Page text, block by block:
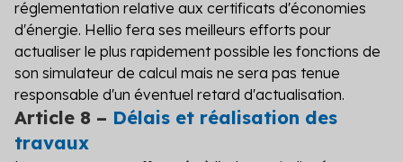
réglementation relative aux certificats d'économies
d'énergie. Hellio fera ses meilleurs efforts pour
actualiser le plus rapidement possible les fonctions de
son simulateur de calcul mais ne sera pas tenue
responsable d'un éventuel retard d'actualisation.
Article 8 – Délais et réalisation des
travaux